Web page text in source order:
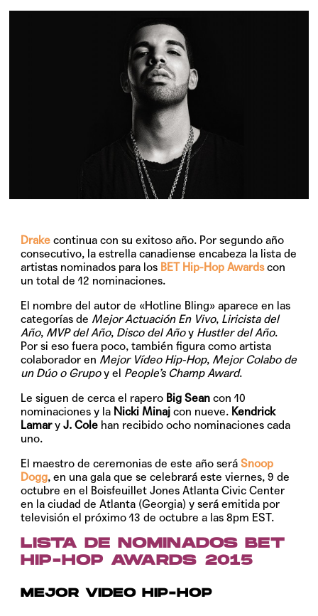
Drake continua con su exitoso año. Por segundo año
consecutivo, la estrella canadiense encabeza la lista de
artistas nominados para los BET Hip-Hop Awardscon
un total de 12 nominaciones.
El nombre del autor de «Hotline Bling» aparece en las
categorías de Mejor Actuación En Vivo, Liricista del
Año, MVP del Año, Disco del Añoy Hustler del Año.
Por si eso fuera poco, también figura como artista
colaborador en Mejor Vídeo Hip-Hop, Mejor Colabo de
un Dúo o Grupoy el People’s Champ Award.
Le siguen de cerca el rapero Big Sean con 10
nominaciones y la Nicki Minaj con nueve. Kendrick
LamaryJ. Cole han recibido ocho nominaciones cada
uno.
El maestro de ceremonias de este año seráSnoop
Dogg, en una gala que se celebrará esteviernes, 9 de
octubre en el Boisfeuillet Jones Atlanta Civic Center
en la ciudad de Atlanta (Georgia) y será emitida por
televisión el próximo 13 de octubre a las 8pm EST.
LISTA DE NOMINADOS BET
HIP-HOP AWARDS 2015
MEJOR VIDEO HIP-HOP